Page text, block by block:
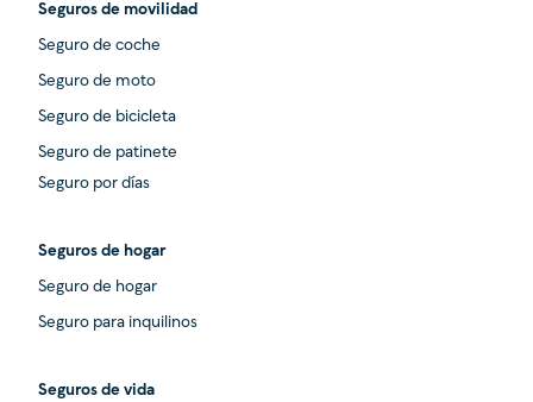
Seguros de movilidad
Seguro de coche
Seguro de moto
Seguro de bicicleta
Seguro de patinete
Seguro por días
Seguros de hogar
Seguro de hogar
Seguro para inquilinos
Seguros de vida